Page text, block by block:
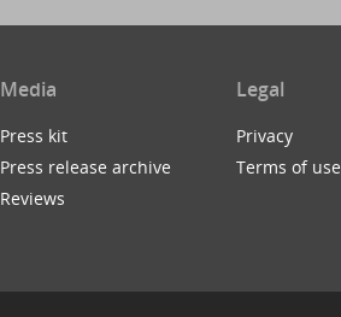
Media
Press kit
Press release archive
Reviews
Legal
Privacy
Terms of use